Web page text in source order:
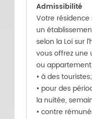
Admissibilité
Votre
un
selon la Loi sur
vous offrez une
ou
• à des touristes;
• pour des
la nuitée,
• contre